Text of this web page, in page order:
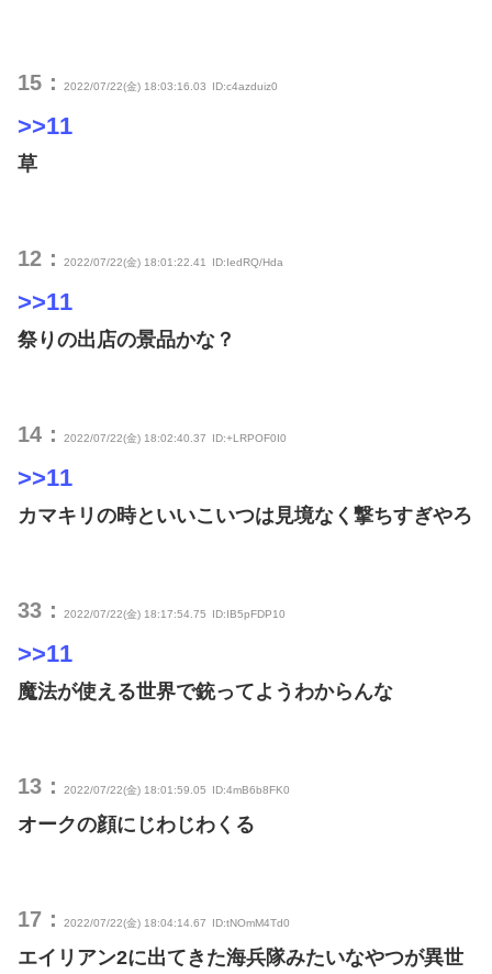
15： 2022/07/22(金) 18:03:16.03 ID:c4azduiz0
>>11
草
12： 2022/07/22(金) 18:01:22.41 ID:IedRQ/Hda
>>11
祭りの出店の景品かな？
14： 2022/07/22(金) 18:02:40.37 ID:+LRPOF0I0
>>11
カマキリの時といいこいつは見境なく撃ちすぎやろ
33： 2022/07/22(金) 18:17:54.75 ID:IB5pFDP10
>>11
魔法が使える世界で銃ってようわからんな
13： 2022/07/22(金) 18:01:59.05 ID:4mB6b8FK0
オークの顔にじわじわくる
17： 2022/07/22(金) 18:04:14.67 ID:tNOmM4Td0
エイリアン2に出てきた海兵隊みたいなやつが異世